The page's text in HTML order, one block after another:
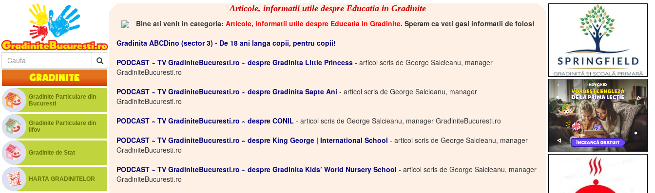
Gradinite
Gradinite Particulare din
Bucuresti
Gradinite Particulare din
Ilfov
Gradinite de Stat
HARTA GRADINITELOR
Articole, informatii utile despre Educatia in Gradinite
Bine ati venit in categoria: Articole, informatii utile despre Educatia in Gradinite. Speram ca veti gasi informatii de folos!
Gradinita ABCDino (sector 3) - De 18 ani langa copii, pentru copii!
PODCAST ~ TV GradiniteBucuresti.ro ~ despre Gradinita Little Princess - articol scris de George Salcieanu, manager
GradiniteBucuresti.ro
PODCAST ~ TV GradiniteBucuresti.ro ~ despre Gradinita Sapte Ani - articol scris de George Salcieanu, manager
GradiniteBucuresti.ro
PODCAST ~ TV GradiniteBucuresti.ro ~ despre CONIL - articol scris de George Salcieanu, manager GradiniteBucuresti.ro
PODCAST ~ TV GradiniteBucuresti.ro ~ despre King George | International School - articol scris de George Salcieanu, manager
GradiniteBucuresti.ro
PODCAST ~ TV GradiniteBucuresti.ro ~ despre Gradinita Kids’ World Nursery School - articol scris de George Salcieanu, manager
GradiniteBucuresti.ro